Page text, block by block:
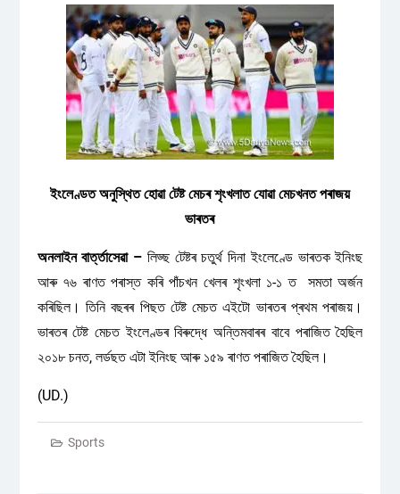
ইংলেণ্ডত অনুস্থিত হোৱা টেষ্ট মেচৰ শৃংখলাত যোৱা মেচখনত পৰাজয়
ভাৰতৰ
অনলাইন বাৰ্ত্তাসেৱা – লিড্ছ টেষ্টৰ চতুৰ্থ দিনা ইংলেণ্ডে ভাৰতক ইনিংছ
আৰু ৭৬ ৰাণত পৰাস্ত কৰি পাঁচখন খেলৰ শৃংখলা ১-১ ত সমতা অৰ্জন
কৰিছিল। তিনি বছৰৰ পিছত টেষ্ট মেচত এইটো ভাৰতৰ প্ৰথম পৰাজয়।
ভাৰতৰ টেষ্ট মেচত ইংলেণ্ডৰ বিৰুদ্ধে অন্তিমবাৰৰ বাবে পৰাজিত হৈছিল
২০১৮ চনত, লৰ্ডছত এটা ইনিংছ আৰু ১৫৯ ৰাণত পৰাজিত হৈছিল।
(UD.)
Sports